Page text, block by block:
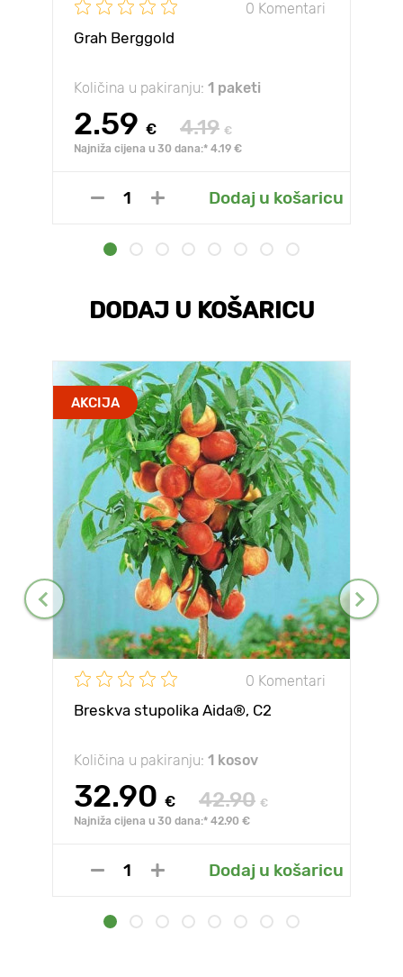
0 Komentari
Grah Berggold
Količina u pakiranju: 1 paketi
2.59 € 4.19 €
Najniža cijena u 30 dana:* 4.19 €
Dodaj u košaricu
DODAJ U KOŠARICU
AKCIJA
0 Komentari
Breskva stupolika Aida®, C2
Količina u pakiranju: 1 kosov
32.90 € 42.90 €
Najniža cijena u 30 dana:* 42.90 €
Dodaj u košaricu